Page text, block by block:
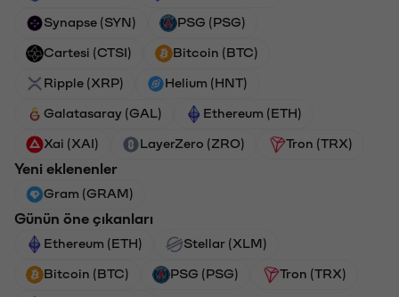
Synapse (SYN) PSG (PSG)
Cartesi (CTSI) Bitcoin (BTC)
Ripple (XRP) Helium (HNT)
Galatasaray (GAL) Ethereum (ETH)
Xai (XAI) LayerZero (ZRO) Tron (TRX)
Yeni eklenenler
Gram (GRAM)
Günün öne çıkanları
Ethereum (ETH) Stellar (XLM)
Bitcoin (BTC) PSG (PSG) Tron (TRX)